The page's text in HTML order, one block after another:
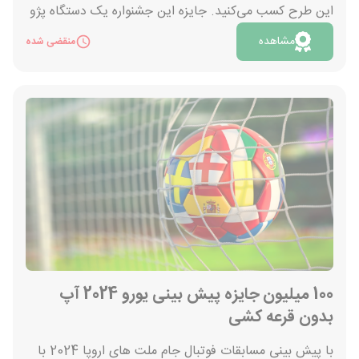
این طرح کسب می‌کنید. جایزه این جشنواره یک دستگاه پژو
207 با روکش طلا است. توجه داشته باشید مطابق قوانین
پلیس راهور، تغییر رنگ ماشین مجاز نیست. پس هنگام
برداشته شده و معادل آن 15 گرم طلا همراه با پژو 207 اهدا
می‌شود. با کلیک روی دکمه «مشاهده» وارد برنامه آپ شوید.
مشاهده منقضی شده
100 میلیون جایزه پیش بینی یورو 2024 آپ
بدون قرعه کشی
با پیش بینی مسابقات فوتبال جام ملت های اروپا 2024 با